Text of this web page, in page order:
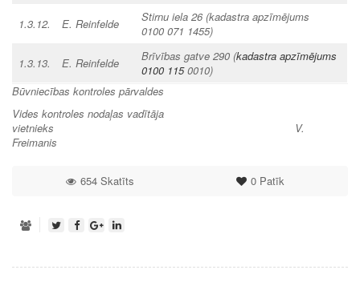
1.3.12. E. Reinfelde Stirnu iela 26 (kadastra apzīmējums
0100 071 1455)
1.3.13. E. Reinfelde Brīvības gatve 290 (kadastra apzīmējums
0100 1150010)
Būvniecības kontroles pārvaldes
Vides kontroles nodaļas vadītāja
vietnieks V.
Freimanis
0Patīk
654 Skatīts